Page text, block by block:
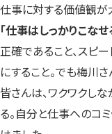
仕事に対する価値観が
「仕事はしっかりこな
正確であること、スピ
にすること。でも梅川
皆さんは、ワクワクし
る。自分と仕事へのコ